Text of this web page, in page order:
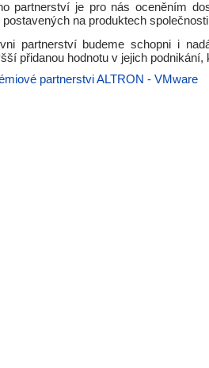
partnerství je pro nás oceněním
na produktech
partnerství budeme schopni i
přidanou hodnotu v jejich
partnerstvi ALTRON - VMware